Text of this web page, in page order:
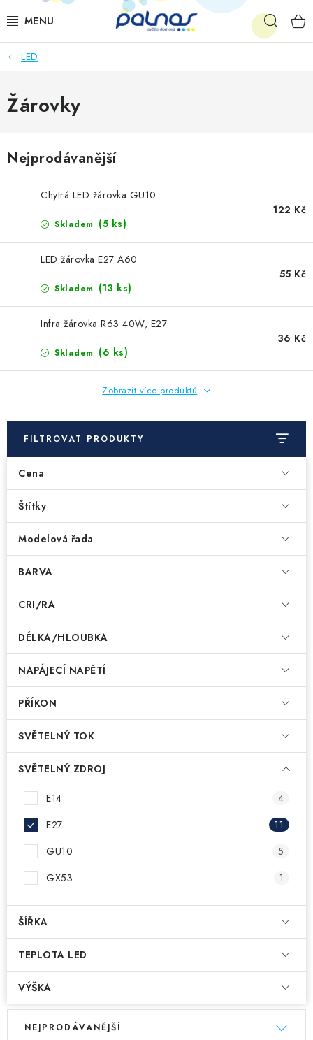
na
OSVĚTLENÍ INTERIÉRU
LED
AKCE
SHOWROOM
KE STAŽENÍ
LED
Žárovky
Nejprodávanější
Chytrá LED žárovka GU10
Skladem (5 ks)
122 Kč
LED žárovka E27 A60
Skladem (13 ks)
55 Kč
Infra žárovka R63 40W, E27
Skladem (6 ks)
36 Kč
Zobrazit více produktů
FILTROVAT PRODUKTY
Cena
Štítky
Modelová řada
BARVA
CRI/RA
DÉLKA/HLOUBKA
NAPÁJECÍ NAPĚTÍ
PŘÍKON
SVĚTELNÝ TOK
SVĚTELNÝ ZDROJ
E14
4
E27
11
GU10
5
GX53
1
ŠÍŘKA
TEPLOTA LED
VÝŠKA
V
Ř
NEJPRODÁVANĚJŠÍ